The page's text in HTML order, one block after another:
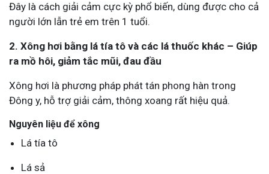
Đây là cách giải cảm cực kỳ phổ biến, dùng được cho cả
người lớn lẫn trẻ em trên 1 tuổi.
2. Xông hơi bằng lá tía tô và các lá thuốc khác – Giúp
ra mồ hôi, giảm tắc mũi, đau đầu
Xông hơi là phương pháp phát tán phong hàn trong
Đông y, hỗ trợ giải cảm, thông xoang rất hiệu quả.
Nguyên liệu để xông
Lá tía tô
Lá sả